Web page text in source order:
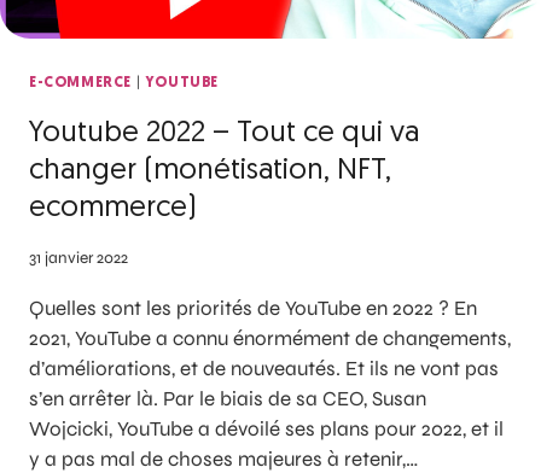
E-COMMERCE YOUTUBE
Youtube 2022 – Tout ce qui va
changer (monétisation, NFT,
ecommerce)
31 janvier 2022
Quelles sont les priorités de YouTube en 2022 ? En
2021, YouTube a connu énormément de changements,
d’améliorations, et de nouveautés. Et ils ne vont pas
s’en arrêter là. Par le biais de sa CEO, Susan
Wojcicki, YouTube a dévoilé ses plans pour 2022, et il
y a pas mal de choses majeures à retenir,…